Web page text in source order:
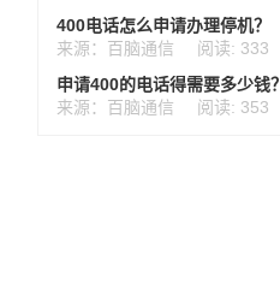
400电话怎么申请办理停机？
来源：百脑通信
阅读: 333
申请400的电话得需要多少钱？
来源：百脑通信
阅读: 353